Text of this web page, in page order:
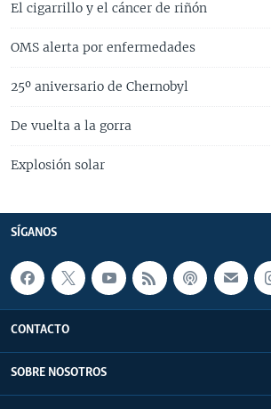
El cigarrillo y el cáncer de riñón
OMS alerta por enfermedades
25º aniversario de Chernobyl
De vuelta a la gorra
Explosión solar
SÍGANOS
CONTACTO
SOBRE NOSOTROS